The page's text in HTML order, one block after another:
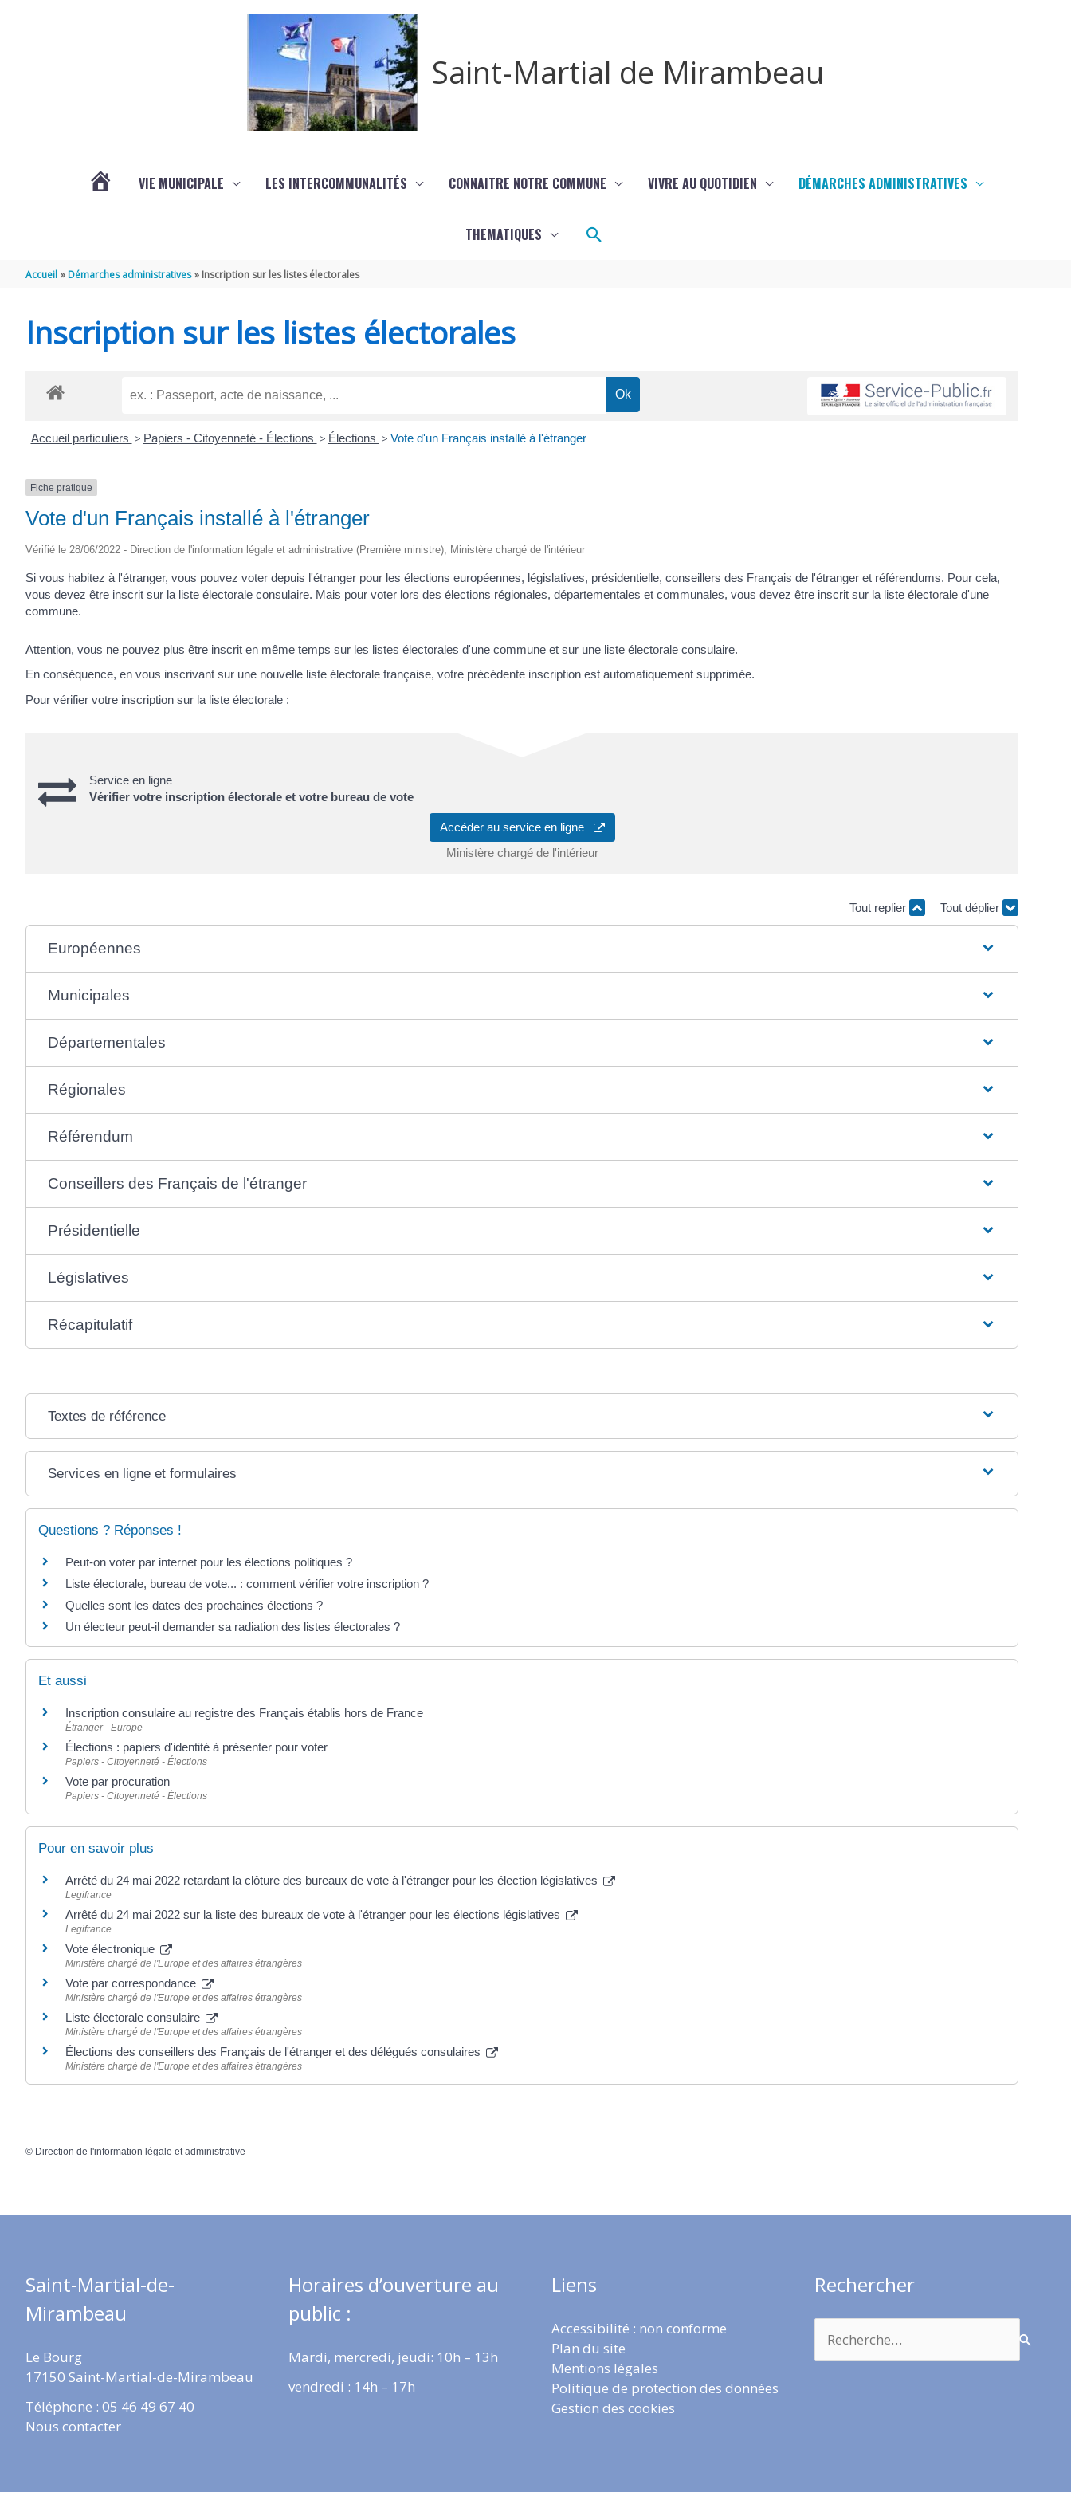
Saint-Martial de Mirambeau
VIE MUNICIPALE LES INTERCOMMUNALITÉS CONNAITRE NOTRE COMMUNE VIVRE AU QUOTIDIEN DÉMARCHES ADMINISTRATIVES
THEMATIQUES Rechercher
Accueil Démarches administratives Inscription sur les listes électorales
Inscription sur les listes électorales
Accueil particuliers > Papiers - Citoyenneté - Élections > Élections > Vote d'un Français installé à l'étranger
Fiche pratique
Vote d'un Français installé à l'étranger
Vérifié le 28/06/2022 - Direction de l'information légale et administrative (Première ministre), Ministère chargé de l'intérieur
Si vous habitez à l'étranger, vous pouvez voter depuis l'étranger pour les élections européennes, législatives, présidentielle, conseillers des Français de l'étranger et référendums. Pour cela,
vous devez être inscrit sur la liste électorale consulaire. Mais pour voter lors des élections régionales, départementales et communales, vous devez être inscrit sur la liste électorale d'une
commune.
Attention, vous ne pouvez plus être inscrit en même temps sur les listes électorales d'une commune et sur une liste électorale consulaire.
En conséquence, en vous inscrivant sur une nouvelle liste électorale française, votre précédente inscription est automatiquement supprimée.
Pour vérifier votre inscription sur la liste électorale :
Service en ligne
Vérifier votre inscription électorale et votre bureau de vote
Accéder au service en ligne
Ministère chargé de l'intérieur
Tout replier Tout déplier
Européennes
Municipales
Départementales
Régionales
Référendum
Conseillers des Français de l'étranger
Présidentielle
Législatives
Récapitulatif
Textes de référence
Services en ligne et formulaires
Questions ? Réponses !
Peut-on voter par internet pour les élections politiques ?
Liste électorale, bureau de vote... : comment vérifier votre inscription ?
Quelles sont les dates des prochaines élections ?
Un électeur peut-il demander sa radiation des listes électorales ?
Et aussi
Inscription consulaire au registre des Français établis hors de France
Étranger - Europe
Élections : papiers d'identité à présenter pour voter
Papiers - Citoyenneté - Élections
Vote par procuration
Papiers - Citoyenneté - Élections
Pour en savoir plus
Arrêté du 24 mai 2022 retardant la clôture des bureaux de vote à l'étranger pour les élection législatives
Legifrance
Arrêté du 24 mai 2022 sur la liste des bureaux de vote à l'étranger pour les élections législatives
Legifrance
Vote électronique
Ministère chargé de l'Europe et des affaires étrangères
Vote par correspondance
Ministère chargé de l'Europe et des affaires étrangères
Liste électorale consulaire
Ministère chargé de l'Europe et des affaires étrangères
Élections des conseillers des Français de l'étranger et des délégués consulaires
Ministère chargé de l'Europe et des affaires étrangères
© Direction de l'information légale et administrative
Saint-Martial-de-
Mirambeau
Le Bourg
17150 Saint-Martial-de-Mirambeau
Téléphone : 05 46 49 67 40
Nous contacter
Horaires d’ouverture au
public :
Mardi, mercredi, jeudi: 10h – 13h
vendredi : 14h – 17h
Liens
Accessibilité : non conforme
Plan du site
Mentions légales
Politique de protection des données
Gestion des cookies
Rechercher